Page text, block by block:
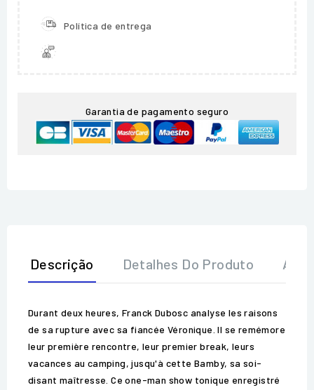
Política de entrega
Garantia de pagamento seguro
Descrição Detalhes Do Produto
Durant deux heures, Franck Dubosc analyse les raisons
de sa rupture avec sa fiancée Véronique. Il se remémore
leur première rencontre, leur premier break, leurs
vacances au camping, jusqu'à cette Bamby, sa soi-
disant maîtresse. Ce one-man show tonique enregistré